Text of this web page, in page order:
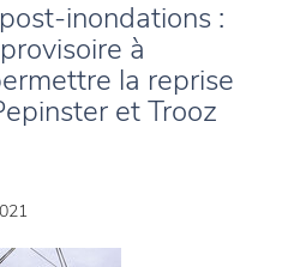
inondations :
à
la reprise
et Trooz